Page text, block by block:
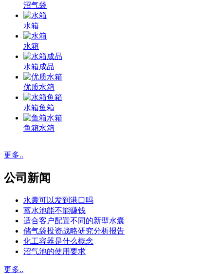
沼气袋
水箱
水箱
水箱成品
优质水箱
水箱鱼箱
鱼箱水箱
更多..
公司新闻
水囊可以发到港口吗
蓄水池能不能赚钱
适合客户配置不同的新型水囊
储气袋投资战略研究分析报告
化工容器是什么概念
沼气池的使用要求
更多..